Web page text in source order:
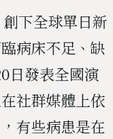
下全球單日新
病床不足、缺
日發表全國演
社群媒體上依
有些病患是在